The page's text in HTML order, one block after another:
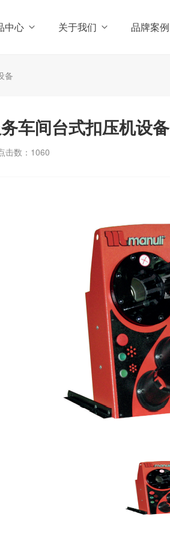
中心 关于我们 品牌案例
备
车间台式扣压机设备
击数： 1060